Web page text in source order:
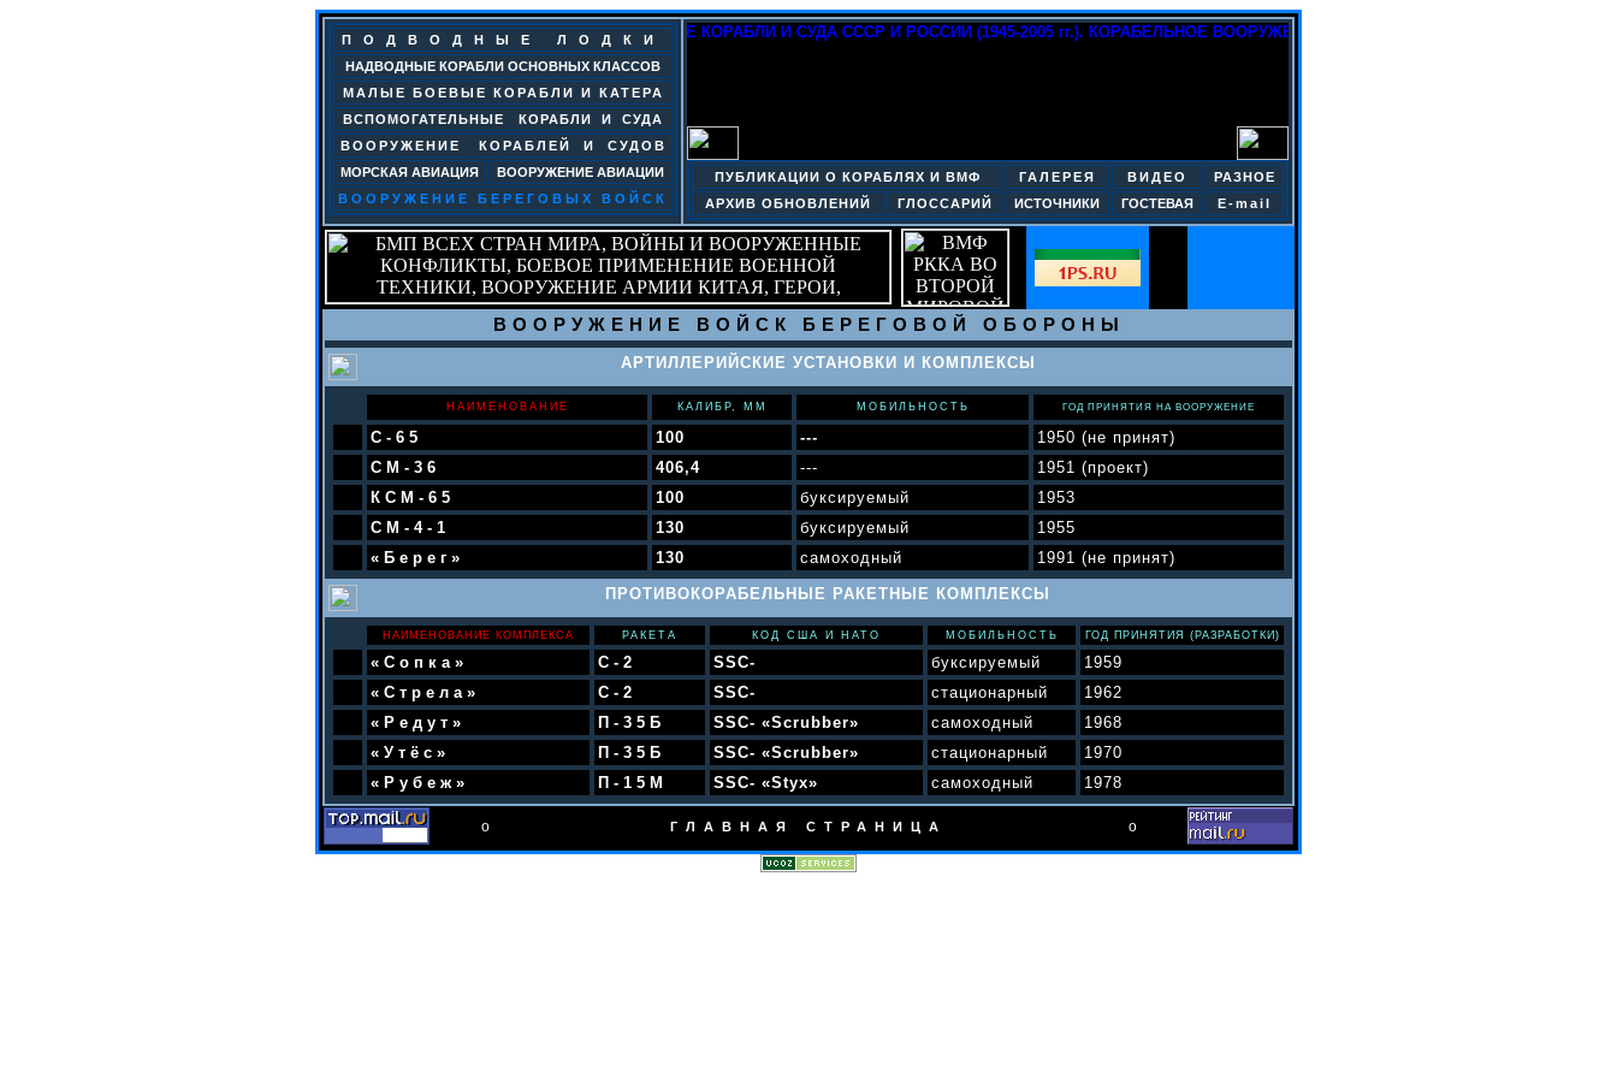
ПОДВОДНЫЕ ЛОДКИ
НАДВОДНЫЕ КОРАБЛИ ОСНОВНЫХ КЛАССОВ
МАЛЫЕ БОЕВЫЕ КОРАБЛИ И КАТЕРА
ВСПОМОГАТЕЛЬНЫЕ КОРАБЛИ И СУДА
ВООРУЖЕНИЕ КОРАБЛЕЙ И СУДОВ
МОРСКАЯ АВИАЦИЯ
ВООРУЖЕНИЕ АВИАЦИИ
ВООРУЖЕНИЕ БЕРЕГОВЫХ ВОЙСК
САЙТ «АТРИНА». БОЕВЫЕ КОРАБЛИ И СУДА СССР И РОССИИ (1945-2005 гг.). КОРАБЕЛЬНОЕ ВООРУЖЕНИЕ. МОРСКАЯ АВИАЦИЯ
ПУБЛИКАЦИИ О КОРАБЛЯХ И ВМФ ГАЛЕРЕЯ ВИДЕО
РАЗНОЕ
АРХИВ ОБНОВЛЕНИЙ
ГЛОССАРИЙ ИСТОЧНИКИ ГОСТЕВАЯ E-mail
ВООРУЖЕНИЕ ВОЙСК БЕРЕГОВОЙ ОБОРОНЫ
АРТИЛЛЕРИЙСКИЕ УСТАНОВКИ И КОМПЛЕКСЫ
НАИМЕНОВАНИЕ КАЛИБР, ММ МОБИЛЬНОСТЬ ГОД ПРИНЯТИЯ НА ВООРУЖЕНИЕ
С-65 100 ---
1950 (не принят)
СМ-36
406,4 ---
1951 (проект)
КСМ-65
100 буксируемый
1953
СМ-4-1
130 буксируемый
1955
«Берег»
130 самоходный
1991 (не принят)
ПРОТИВОКОРАБЕЛЬНЫЕ РАКЕТНЫЕ КОМПЛЕКСЫ
НАИМЕНОВАНИЕ КОМПЛЕКСА РАКЕТА КОД США И НАТО МОБИЛЬНОСТЬ ГОД ПРИНЯТИЯ (РАЗРАБОТКИ)
«Сопка» С-2 SSC- буксируемый
1959
«Стрела»
С-2 SSC- стационарный
1962
«Редут»
П-35Б SSC- «Scrubber» самоходный
1968
«Утёс»
П-35Б SSC- «Scrubber» стационарный
1970
«Рубеж»
П-15М SSC- «Styx» самоходный 1978
о ГЛАВНАЯ СТРАНИЦА о